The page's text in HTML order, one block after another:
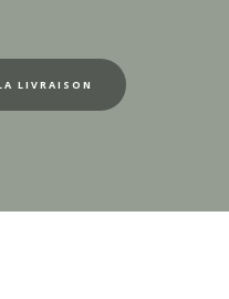
LIVRAISON